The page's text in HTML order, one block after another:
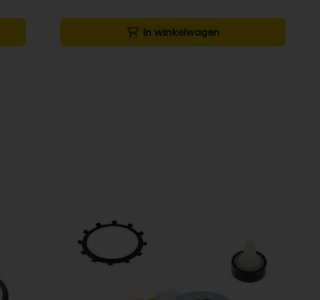
In winkelwagen